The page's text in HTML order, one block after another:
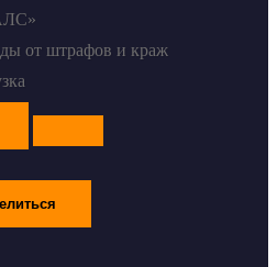
от штрафов и краж